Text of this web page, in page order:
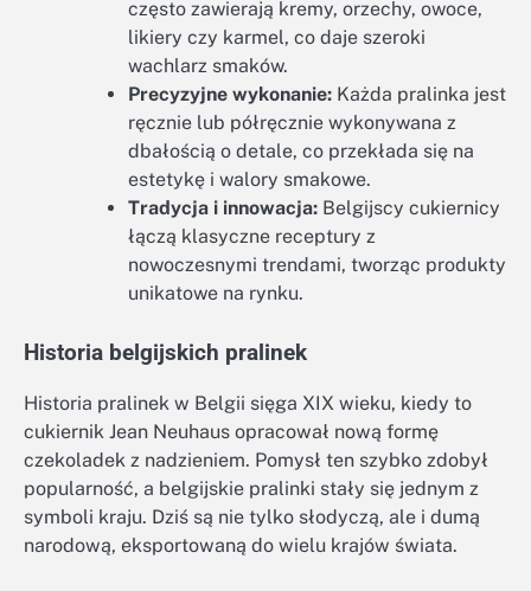
często zawierają kremy, orzechy, owoce,
likiery czy karmel, co daje szeroki
wachlarz smaków.
Precyzyjne wykonanie: Każda pralinka jest
ręcznie lub półręcznie wykonywana z
dbałością o detale, co przekłada się na
estetykę i walory smakowe.
Tradycja i innowacja: Belgijscy cukiernicy
łączą klasyczne receptury z
nowoczesnymi trendami, tworząc produkty
unikatowe na rynku.
Historia belgijskich pralinek
Historia pralinek w Belgii sięga XIX wieku, kiedy to
cukiernik Jean Neuhaus opracował nową formę
czekoladek z nadzieniem. Pomysł ten szybko zdobył
popularność, a belgijskie pralinki stały się jednym z
symboli kraju. Dziś są nie tylko słodyczą, ale i dumą
narodową, eksportowaną do wielu krajów świata.